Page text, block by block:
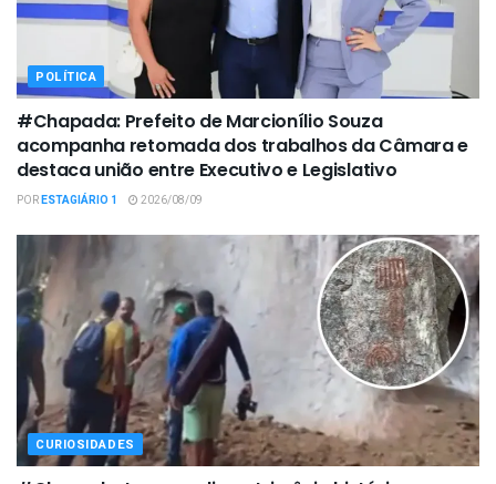
POLÍTICA
#Chapada: Prefeito de Marcionílio Souza
acompanha retomada dos trabalhos da Câmara e
destaca união entre Executivo e Legislativo
PORESTAGIÁRIO 1 2026/08/09
CURIOSIDADES